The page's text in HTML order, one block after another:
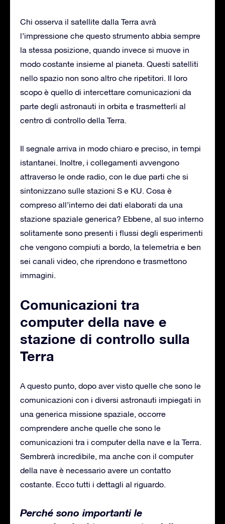
Chi osserva il satellite dalla Terra avrà
l’impressione che questo strumento abbia sempre
la stessa posizione, quando invece si muove in
modo costante insieme al pianeta. Questi satelliti
nello spazio non sono altro che ripetitori. Il loro
scopo è quello di intercettare comunicazioni da
parte degli astronauti in orbita e trasmetterli al
centro di controllo della Terra.
Il segnale arriva in modo chiaro e preciso, in tempi
istantanei. Inoltre, i collegamenti avvengono
attraverso le onde radio, con le due parti che si
sintonizzano sulle stazioni S e KU. Cosa è
compreso all’interno dei dati elaborati da una
stazione spaziale generica? Ebbene, al suo interno
solitamente sono presenti i flussi degli esperimenti
che vengono compiuti a bordo, la telemetria e ben
sei canali video, che riprendono e trasmettono
immagini.
Comunicazioni tra
computer della nave e
stazione di controllo sulla
Terra
A questo punto, dopo aver visto quelle che sono le
comunicazioni con i diversi astronauti impiegati in
una generica missione spaziale, occorre
comprendere anche quelle che sono le
comunicazioni tra i computer della nave e la Terra.
Sembrerà incredibile, ma anche con il computer
della nave è necessario avere un contatto
costante. Ecco tutti i dettagli al riguardo.
Perché sono importanti le